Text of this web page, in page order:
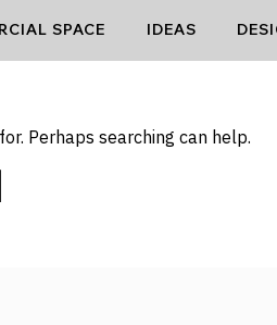
SPACE IDEAS
Perhaps searching can help.